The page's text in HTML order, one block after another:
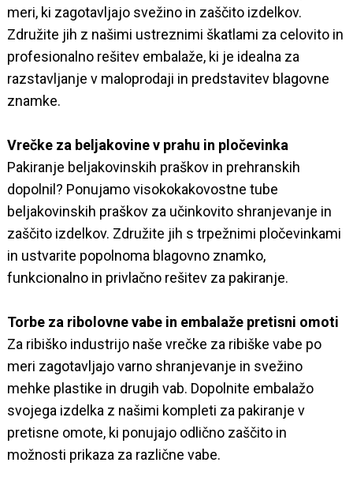
meri, ki zagotavljajo svežino in zaščito izdelkov.
Združite jih z našimi ustreznimi škatlami za celovito in
profesionalno rešitev embalaže, ki je idealna za
razstavljanje v maloprodaji in predstavitev blagovne
znamke.
Vrečke za beljakovine v prahu in pločevinka
Pakiranje beljakovinskih praškov in prehranskih
dopolnil? Ponujamo visokokakovostne tube
beljakovinskih praškov za učinkovito shranjevanje in
zaščito izdelkov. Združite jih s trpežnimi pločevinkami
in ustvarite popolnoma blagovno znamko,
funkcionalno in privlačno rešitev za pakiranje.
Torbe za ribolovne vabe in embalaže pretisni omoti
Za ribiško industrijo naše vrečke za ribiške vabe po
meri zagotavljajo varno shranjevanje in svežino
mehke plastike in drugih vab. Dopolnite embalažo
svojega izdelka z našimi kompleti za pakiranje v
pretisne omote, ki ponujajo odlično zaščito in
možnosti prikaza za različne vabe.